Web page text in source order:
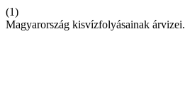
(1)
Magyarország kisvízfolyásainak árvizei.